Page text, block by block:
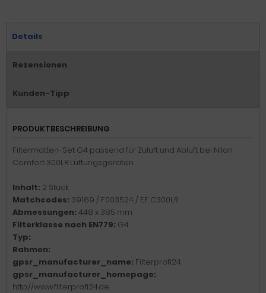
Details
Rezensionen
Kunden-Tipp
PRODUKTBESCHREIBUNG
Filtermatten-Set G4 passend für Zuluft und Abluft bei Nilan
Comfort 300LR Lüftungsgeräten.
Inhalt: 2 Stück
Matchcodes: 39169 / F003524 / EF C300LR
Abmessungen: 448 x 385 mm
Filterklasse nach EN779: G4
Typ:
Rahmen:
gpsr_manufacturer_name: Filterprofi24
gpsr_manufacturer_homepage:
http://www.filterprofi24.de